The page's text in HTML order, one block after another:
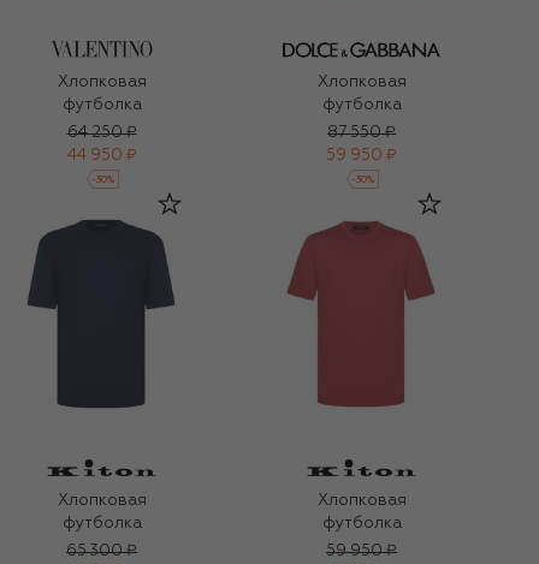
Хлопковая
футболка
64 250 ₽
44 950 ₽
-30%
Хлопковая
футболка
87 550 ₽
59 950 ₽
-30%
Хлопковая
футболка
65 300 ₽
Хлопковая
футболка
59 950 ₽